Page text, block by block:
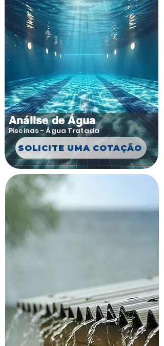
Piscinas - Água Tratada
SOLICITE UMA COTAÇÃO
Análise de Água